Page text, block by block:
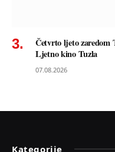
Četvrto ljeto zaredom
Ljetno kino Tuzla
07.08.2026
Kategorije